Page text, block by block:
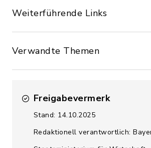
Weiterführende Links
Verwandte Themen
Freigabevermerk
Stand: 14.10.2025
Redaktionell verantwortlich: